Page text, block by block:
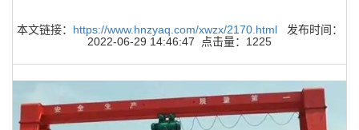
本文链接： https://www.hnzyaq.com/xwzx/2170.html发布时间：
2022-06-29 14:46:47 点击量：1225